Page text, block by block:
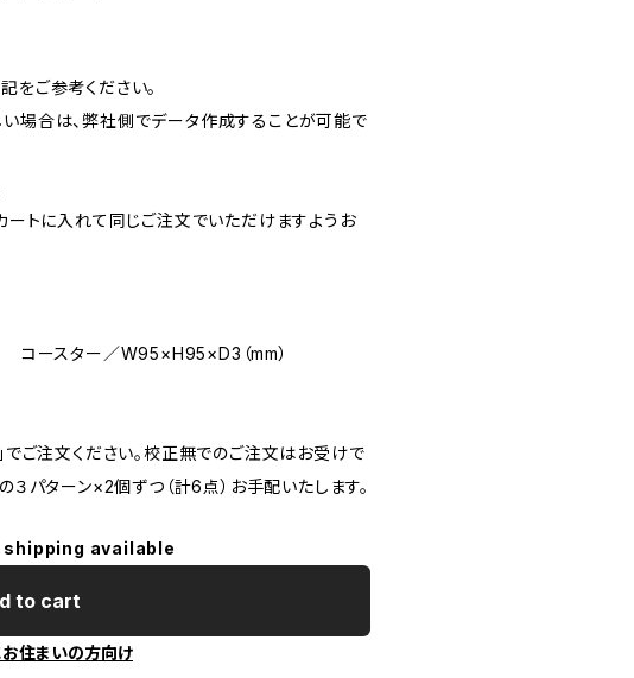
ご参考ください。
場合は、弊社側でデータ作成することが可能で
ートに入れて同じご注文でいただけますようお
コースター／W95×H95×D3（mm）
でご注文ください。校正無でのご注文はお受けで
３パターン×2個ずつ（計6点）お手配いたします。
available
to cart
住まいの方向け